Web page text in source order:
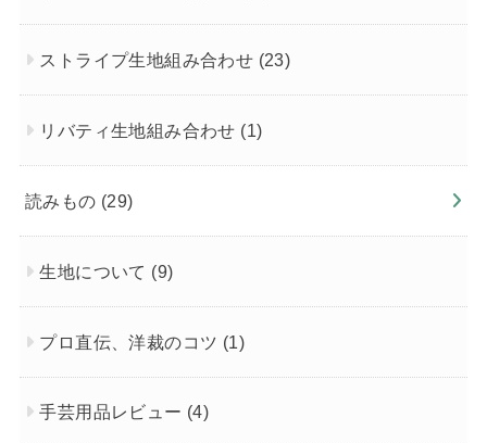
ストライプ生地組み合わせ (23)
リバティ生地組み合わせ (1)
読みもの (29)
生地について (9)
プロ直伝、洋裁のコツ (1)
手芸用品レビュー (4)